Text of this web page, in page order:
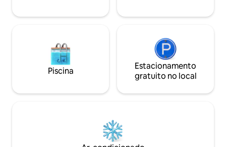
Piscina
Estacionamento
gratuito no local